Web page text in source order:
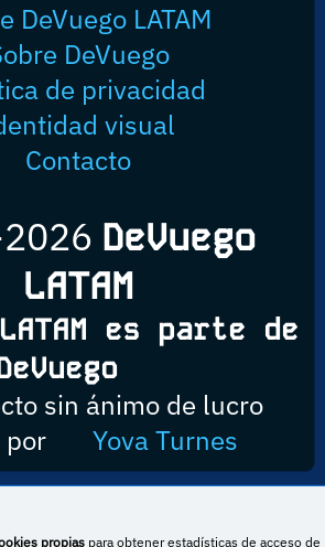
DeVuego LATAM
DeVuego
de privacidad
visual
Contacto
DeVuego
LATAM
es parte de
sin ánimo de lucro
por
Yova Turnes
licencia de Creative Commons Reconocimiento-
propiaspara obtener estadísticas de acceso de